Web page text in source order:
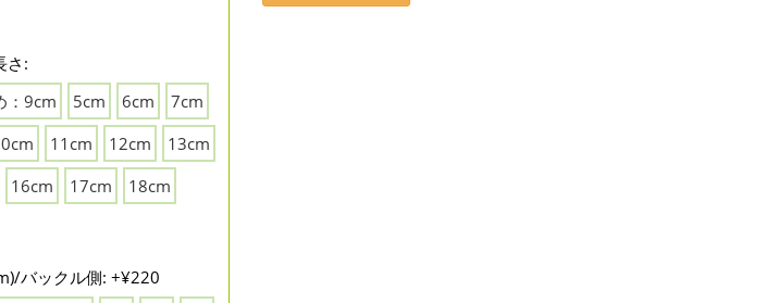
さ:
：9cm 5cm 6cm
7cm
11cm 12cm
13cm
16cm 17cm
18cm
バックル側: +¥220